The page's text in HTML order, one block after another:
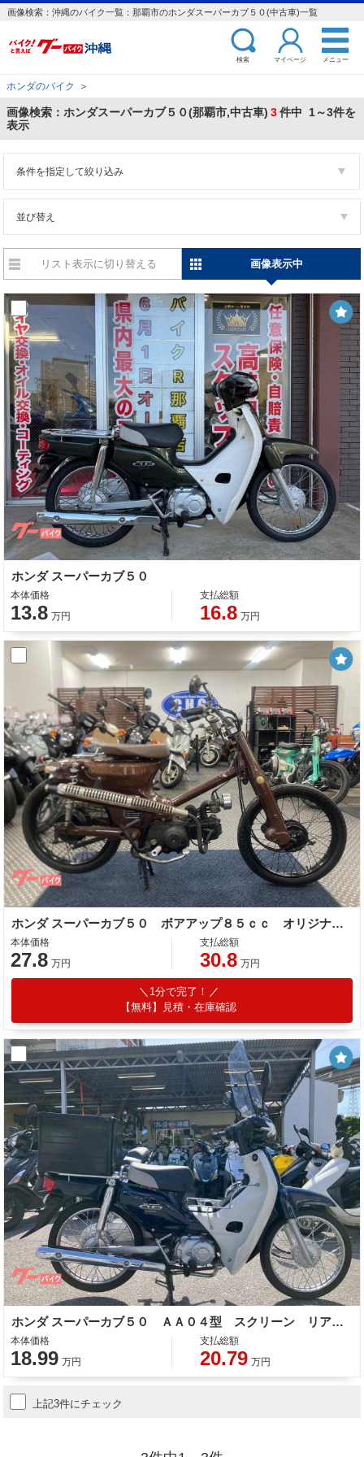
画像検索：沖縄のバイク一覧：那覇市のホンダスーパーカブ５０(中古車)一覧
検索 マイページ メニュー
ホンダのバイク ＞
画像検索：ホンダスーパーカブ５０(那覇市,中古車) 3件中 1～3件を
表示
条件を指定して絞り込み
並び替え
リスト表示に切り替える 画像表示中
ホンダ スーパーカブ５０
本体価格
13.8 万円
支払総額
16.8 万円
ホンダ スーパーカブ５０ ボアアップ８５ｃｃ オリジナルペイント
本体価格
27.8 万円
支払総額
30.8 万円
1分で完了！
【無料】見積・在庫確認
ホンダ スーパーカブ５０ ＡＡ０４型 スクリーン リアボックス 整備 保証 自賠責保険
本体価格
18.99 万円
支払総額
20.79 万円
上記3件にチェック